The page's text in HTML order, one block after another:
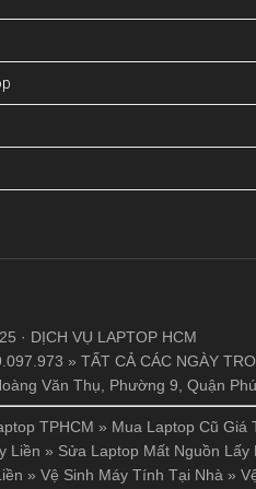
· DỊCH VỤ LAPTOP HCM
» TẤT CẢ CÁC NGÀY
Văn Thụ, Phường 9, Quận
TPHCM » Mua Laptop Cũ Giá
Liền » Sửa Laptop Mất Nguồn Lấy
» Vệ Sinh Máy Tính Tại Nhà »